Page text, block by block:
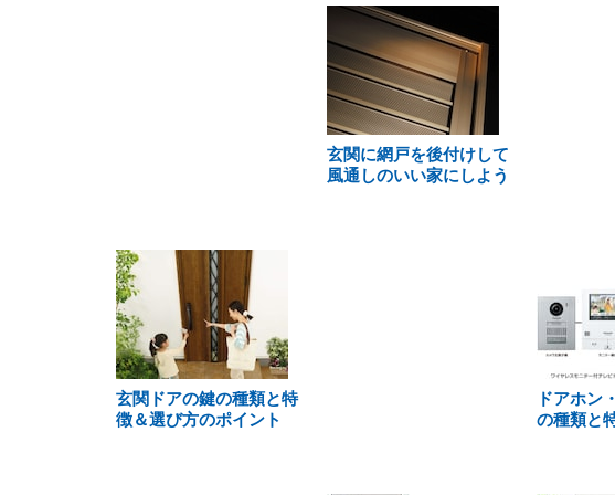
玄関に網戸を後付けして
風通しのいい家にしよう
玄関ドアの鍵の種類と特
徴＆選び方のポイント
ドアホン
の種類と